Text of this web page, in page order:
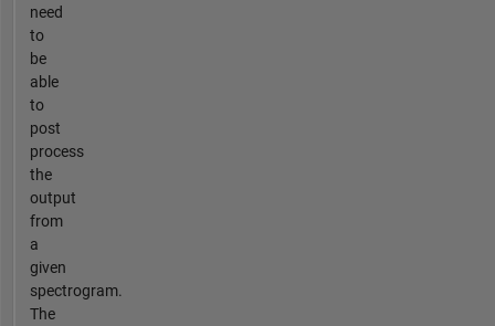
need
to
be
able
to
post
process
the
output
from
a
given
spectrogram.
The